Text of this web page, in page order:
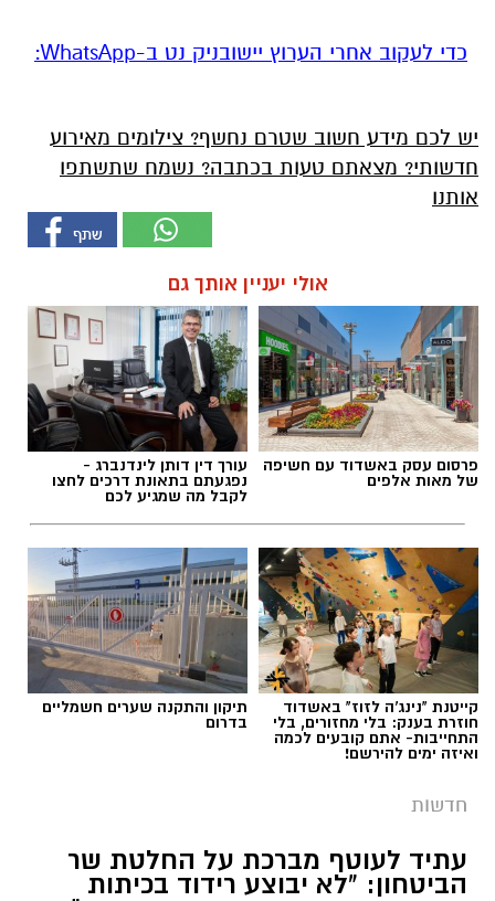
‏כדי לעקוב אחרי הערוץ יישובניק נט ב-WhatsApp:‏‏‏
יש לכם מידע חשוב שטרם נחשף? צילומים מאירוע
חדשותי? מצאתם טעות בכתבה? נשמח שתשתפו
אותנו
אולי יעניין אותך גם
פרסום עסק באשדוד עם חשיפה
של מאות אלפים
עורך דין דותן לינדנברג -
נפגעתם בתאונת דרכים לחצו
לקבל מה שמגיע לכם
קייטנת "נינג'ה לזוז" באשדוד
חוזרת בענק: בלי מחזורים, בלי
התחייבות- אתם קובעים לכמה
ואיזה ימים להירשם!
תיקון והתקנה שערים חשמליים
בדרום
חדשות
עתיד לעוטף מברכת על החלטת שר
הביטחון: "לא יבוצע רידוד בכיתות